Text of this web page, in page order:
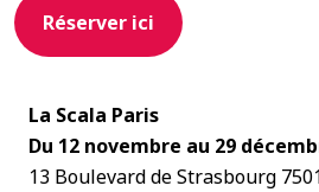
Réserver ici
La Scala Paris
Du 12 novembre au 29
13 Boulevard de Strasbourg